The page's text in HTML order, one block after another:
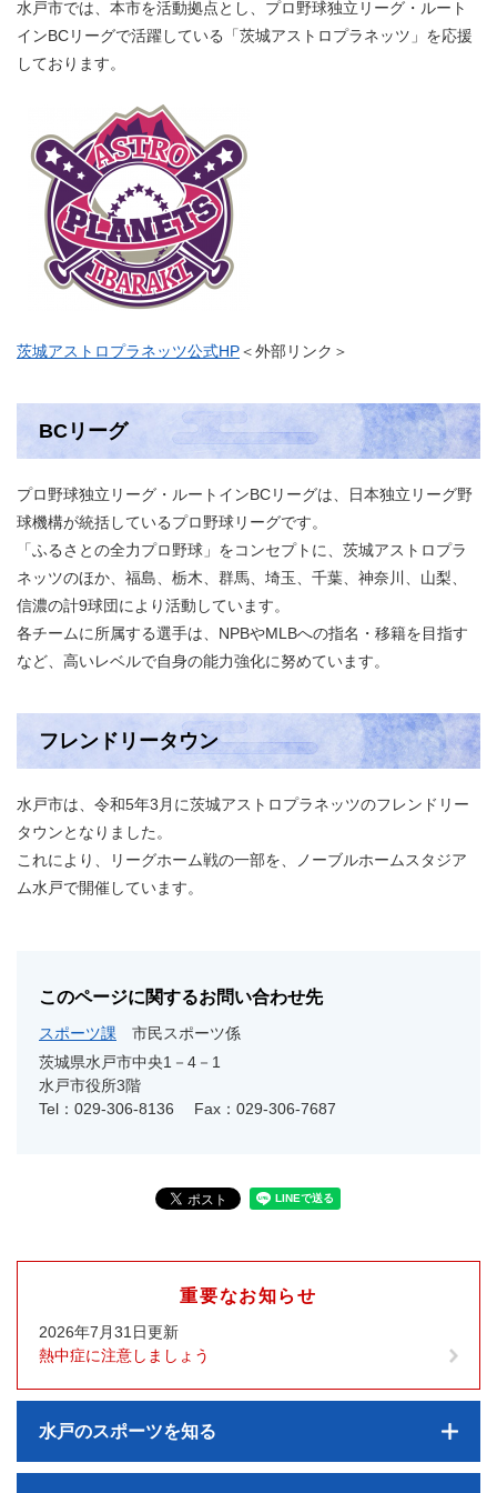
水戸市では、本市を活動拠点とし、プロ野球独立リーグ・ルート
インBCリーグで活躍している「茨城アストロプラネッツ」を応援
しております。
茨城アストロプラネッツ公式HP＜外部リンク＞
BCリーグ
プロ野球独立リーグ・ルートインBCリーグは、日本独立リーグ野
球機構が統括しているプロ野球リーグです。
「ふるさとの全力プロ野球」をコンセプトに、茨城アストロプラ
ネッツのほか、福島、栃木、群馬、埼玉、千葉、神奈川、山梨、
信濃の計9球団により活動しています。
各チームに所属する選手は、NPBやMLBへの指名・移籍を目指す
など、高いレベルで自身の能力強化に努めています。
フレンドリータウン
水戸市は、令和5年3月に茨城アストロプラネッツのフレンドリー
タウンとなりました。
これにより、リーグホーム戦の一部を、ノーブルホームスタジア
ム水戸で開催しています。
このページに関するお問い合わせ先
スポーツ課
市民スポーツ係
茨城県水戸市中央1－4－1
水戸市役所3階
Tel：029-306-8136
Fax：029-306-7687
重要なお知らせ
2026年7月31日更新
熱中症に注意しましょう
水戸のスポーツを知る